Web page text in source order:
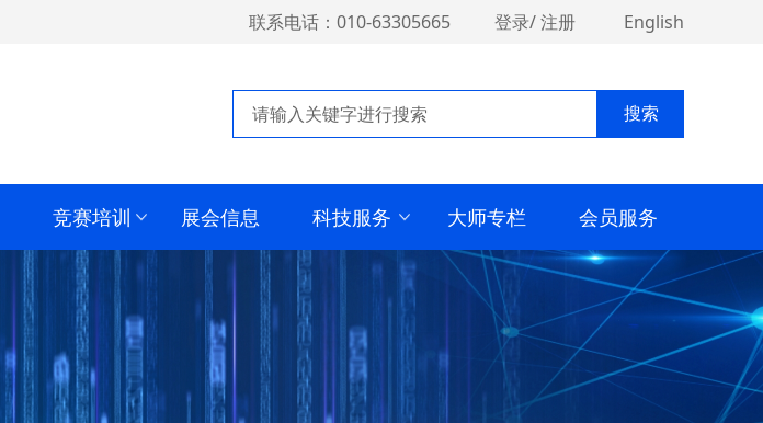
联系电话：010-63305665 登录/注册 English
搜索
竞赛培训 展会信息 科技服务 大师专栏 会员服务